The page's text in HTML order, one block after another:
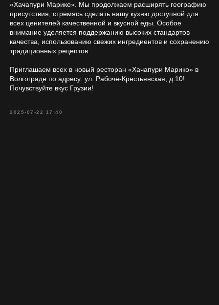
«Хачапури Марико». Мы продолжаем расширять географию
присутствия, стремясь сделать нашу кухню доступной для
всех ценителей качественной и вкусной еды. Особое
внимание уделяется поддержанию высоких стандартов
качества, использованию свежих ингредиентов и сохранению
традиционных рецептов.
Приглашаем всех в новый ресторан «Хачапури Марико» в
Волгограде по адресу: ул. Рабоче-Крестьянская, д.10!
Почувствуйте вкус Грузии!
2025-07-22 17:40